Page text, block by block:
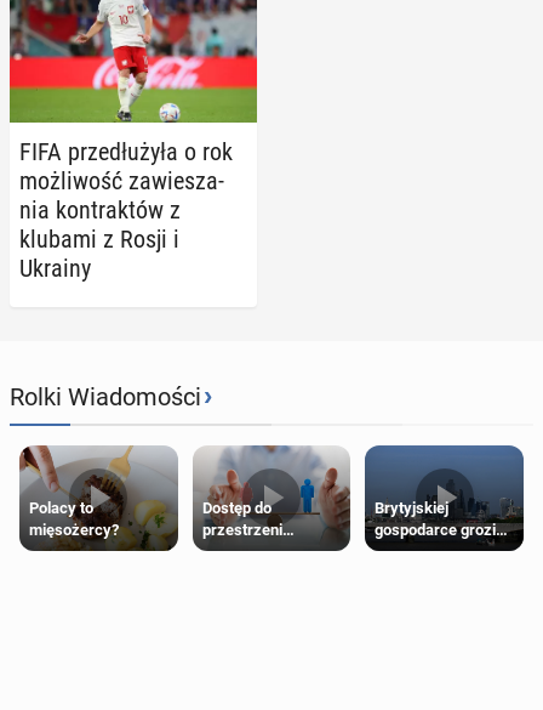
FIFA prze­dłu­ży­ła o rok
moż­li­wość za­wie­sza­
nia kon­trak­tów z
klubami z Rosji i
Ukrainy
Rolki Wiadomości›
Polacy to
mięsożercy?
Dostęp do
przestrzeni
przeznaczonych
Brytyjskiej
gospodarce grozi
recesja, jeśli